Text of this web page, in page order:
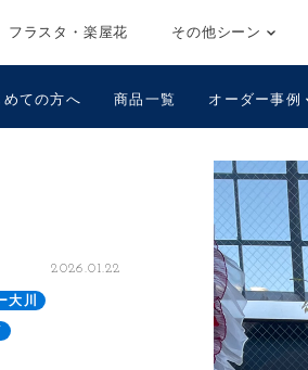
フラスタ・楽屋花 その他シーン
めての方へ 商品一覧 オーダー事例
2026.01.22
大川